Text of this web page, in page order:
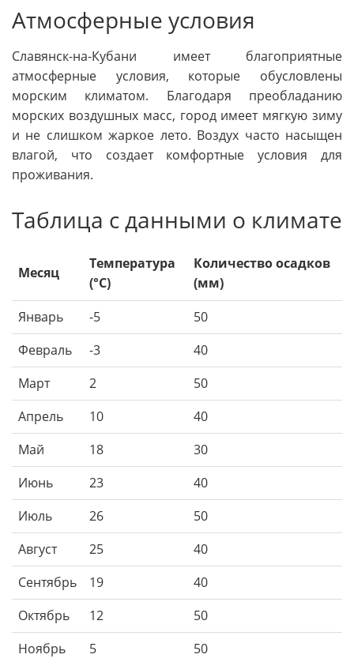
Атмосферные условия
Славянск-на-Кубани имеет благоприятные
атмосферные условия, которые обусловлены
морским климатом. Благодаря преобладанию
морских воздушных масс, город имеет мягкую зиму
и не слишком жаркое лето. Воздух часто насыщен
влагой, что создает комфортные условия для
проживания.
Таблица с данными о климате
Месяц
Температура
(°C)
Количество осадков
(мм)
Январь
-5
50
Февраль
-3
40
Март
2
50
Апрель
10
40
Май
18
30
Июнь
23
40
Июль
26
50
Август
25
40
Сентябрь
19
40
Октябрь
12
50
Ноябрь
5 50